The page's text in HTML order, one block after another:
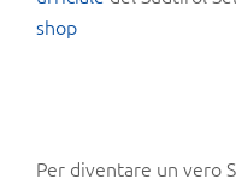
shop
Per diventare un vero